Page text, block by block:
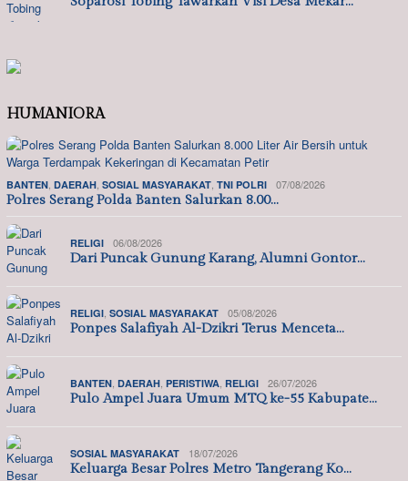
HUMANIORA
BANTEN DAERAH SOSIAL MASYARAKAT TNI POLRI 07/08/2026
Polres Serang Polda Banten Salurkan 8.00…
RELIGI 06/08/2026
Dari Puncak Gunung Karang, Alumni Gontor…
RELIGI SOSIAL MASYARAKAT 05/08/2026
Ponpes Salafiyah Al-Dzikri Terus Menceta…
BANTEN DAERAH PERISTIWA RELIGI 26/07/2026
Pulo Ampel Juara Umum MTQ ke-55 Kabupate…
SOSIAL MASYARAKAT 18/07/2026
Keluarga Besar Polres Metro Tangerang Ko…